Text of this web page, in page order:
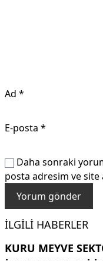
Ad *
E-posta *
Daha sonraki
posta adresim ve site
İLGILI HABERLER
KURU MEYVE